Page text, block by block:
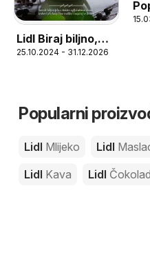
Lidl Biraj biljno,
jedi fino
25.10.2024 - 31.12.2026
Popularni
Lidl Mlijeko Lidl
Lidl Kava Lidl